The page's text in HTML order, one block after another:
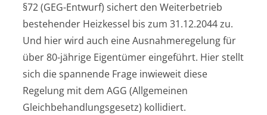
§72 (GEG-Entwurf) sichert den Weiterbetrieb
bestehender Heizkessel bis zum 31.12.2044 zu.
Und hier wird auch eine Ausnahmeregelung für
über 80-jährige Eigentümer eingeführt. Hier stellt
sich die spannende Frage inwieweit diese
Regelung mit dem AGG (Allgemeinen
Gleichbehandlungsgesetz) kollidiert.